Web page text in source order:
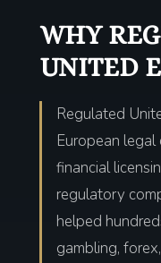
WHY
UNITED
Regulated
European
financial
regulatory
helped
gambling,